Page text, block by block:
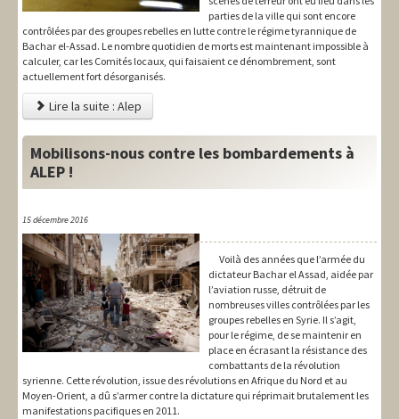
parties de la ville qui sont encore
contrôlées par des groupes rebelles en lutte contre le régime tyrannique de
Bachar el-Assad. Le nombre quotidien de morts est maintenant impossible à
calculer, car les Comités locaux, qui faisaient ce dénombrement, sont
actuellement fort désorganisés.
Lire la suite : Alep
Mobilisons-nous contre les bombardements à
ALEP !
15 décembre 2016
Voilà des années que l’armée du
dictateur Bachar el Assad, aidée par
l’aviation russe, détruit de
nombreuses villes contrôlées par les
groupes rebelles en Syrie. Il s’agit,
pour le régime, de se maintenir en
place en écrasant la résistance des
combattants de la révolution
syrienne. Cette révolution, issue des révolutions en Afrique du Nord et au
Moyen-Orient, a dû s’armer contre la dictature qui réprimait brutalement les
manifestations pacifiques en 2011.